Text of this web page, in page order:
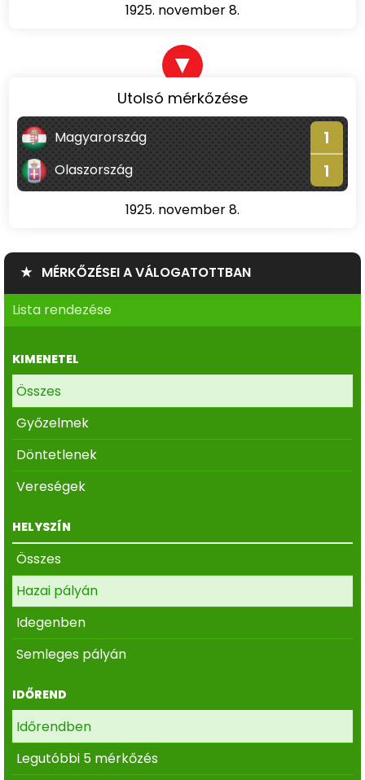
1925. november 8.
▼
Utolsó mérkőzése
Magyarország 1
Olaszország 1
1925. november 8.
★ MÉRKŐZÉSEI A VÁLOGATOTTBAN
Lista rendezése
KIMENETEL
Összes
Győzelmek
Döntetlenek
Vereségek
HELYSZÍN
Összes
Hazai pályán
Idegenben
Semleges pályán
IDŐREND
Időrendben
Legutóbbi 5 mérkőzés